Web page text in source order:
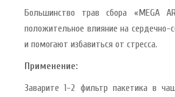
Большинство трав сбора «MEGA
положительное влияние на сердечно-
и помогают избавиться от стресса.
Применение:
Заварите 1-2 фильтр пакетика в